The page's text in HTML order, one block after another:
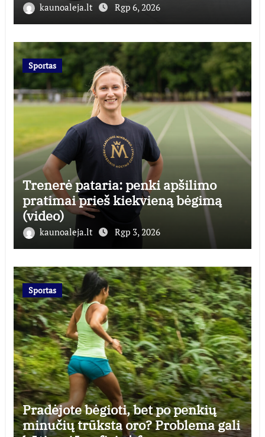
kaunoaleja.lt Rgp 6, 2026
Sportas
Trenerė pataria: penki apšilimo
pratimai prieš kiekvieną bėgimą
(video)
kaunoaleja.lt Rgp 3, 2026
Sportas
Pradėjote bėgioti, bet po penkių
minučių trūksta oro? Problema gali